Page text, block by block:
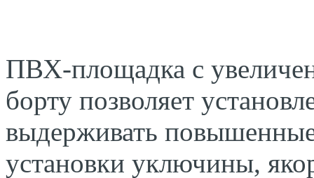
ПВХ-площадка с
борту позволяет
выдерживать
установки уключины,